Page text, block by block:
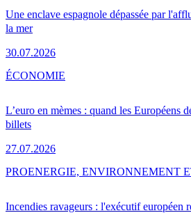
Une enclave espagnole dépassée par
la mer
30.07.2026
L’euro en mèmes : quand les Européens
billets
27.07.2026
ÉCONOMIE
Incendies ravageurs : l'exécutif européen
PROENERGIE, ENVIRONNEMENT